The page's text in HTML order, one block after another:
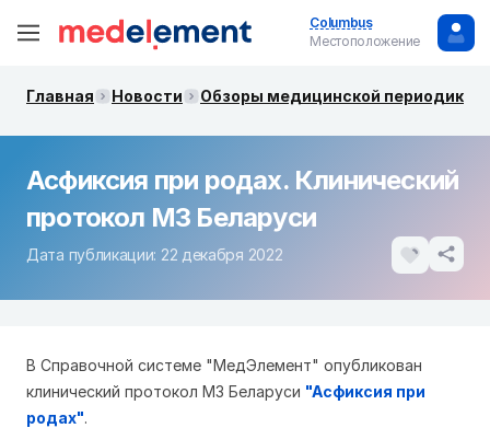
Columbus
Местоположение
Главная Новости Обзоры медицинской периодики.
Асфиксия при родах. Клинический
протокол МЗ Беларуси
Дата публикации: 22 декабря 2022
В Справочной системе "МедЭлемент" опубликован
клинический протокол МЗ Беларуси "Асфиксия при
родах".